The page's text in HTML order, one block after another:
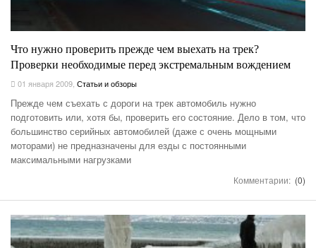
Что нужно проверить прежде чем выехать на трек?
Проверки необходимые перед экстремальным вождением
01 января 2009 Статьи и обзоры
Прежде чем съехать с дороги на трек автомобиль нужно
подготовить или, хотя бы, проверить его состояние. Дело в том, что
большинство серийных автомобилей (даже с очень мощными
моторами) не предназначены для езды с постоянными
максимальными нагрузками
Комментарии: (0)